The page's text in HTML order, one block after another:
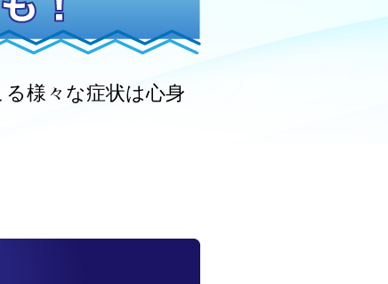
様々な症状は心身